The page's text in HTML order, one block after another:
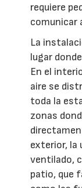
requiere
comunicar
La
lugar
En el
aire se
toda la
zonas
exterior, la
ventilado,
patio, que